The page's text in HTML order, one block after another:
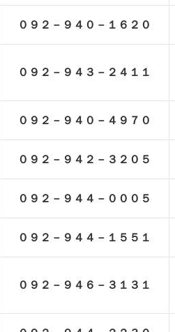
０９２－９４０－１６２０
０９２－９４３－２４１１
０９２－９４０－４９７０
０９２－９４２－３２０５
０９２－９４４－０００５
０９２－９４４－１５５１
０９２－９４６－３１３１